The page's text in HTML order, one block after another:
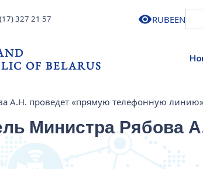
327 21 57 RUBEEN
OF BELARUS
А.Н. проведет «прямую телефонную линию»
Министра Рябова